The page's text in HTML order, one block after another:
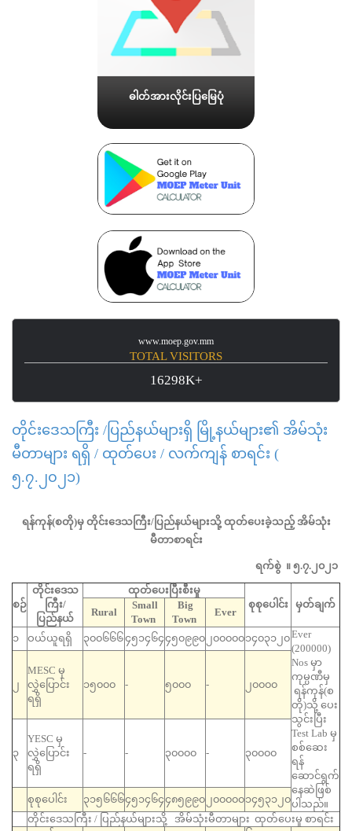
ဓါတ်အားလိုင်းပြမြေပုံ
www.moep.gov.mm
TOTAL VISITORS
16298K+
တိုင်းဒေသကြီး /ပြည်နယ်များရှိ မြို့နယ်များ၏ အိမ်သုံး
မီတာများ ရရှိ / ထုတ်ပေး / လက်ကျန် စာရင်း (
၅.၇.၂၀၂၁)
ရန်ကုန်(စတို)မှ တိုင်းဒေသကြီး/ပြည်နယ်များသို့ ထုတ်ပေးခဲ့သည့် အိမ်သုံး
မီတာစာရင်း
ရက်စွဲ ။ ၅.၇.၂၀၂၁
စဉ်
တိုင်းဒေသ
ကြီး/
ပြည်နယ်
ထုတ်ပေးပြီးစီးမှု
စုစုပေါင်း
မှတ်ချက်
Rural
Small
Town
Big
Town
Ever
၁ ဝယ်ယူရရှိ ၃၀၀၆၆၆၄၅၁၄၆၄၄၅၀၉၉၀ ၂၀၀၀၀၀၁၄၀၃၁၂၀Ever
(200000)
Nos မှာ
ကုမ္ပဏီမှ
ရန်ကုန်(စ
တို)သို့ ပေး
သွင်းပြီး
Test Lab မှ
စစ်ဆေး
ရန်
ဆောင်ရွက်
နေဆဲဖြစ်
ပါသည်။
၂
MESC မှ
လွှဲပြောင်း
ရရှိ
၁၅၀၀၀ - ၅၀၀၀ - ၂၀၀၀၀
၃
YESC မှ
လွှဲပြောင်း
ရရှိ
- - ၃၀၀၀၀ - ၃၀၀၀၀
စုစုပေါင်း ၃၁၅၆၆၆၄၅၁၄၆၄၄၈၅၉၉၀ ၂၀၀၀၀၀၁၄၅၃၁၂၀
တိုင်းဒေသကြီး / ပြည်နယ်များသို့ အိမ်သုံးမီတာများ ထုတ်ပေးမှု စာရင်း